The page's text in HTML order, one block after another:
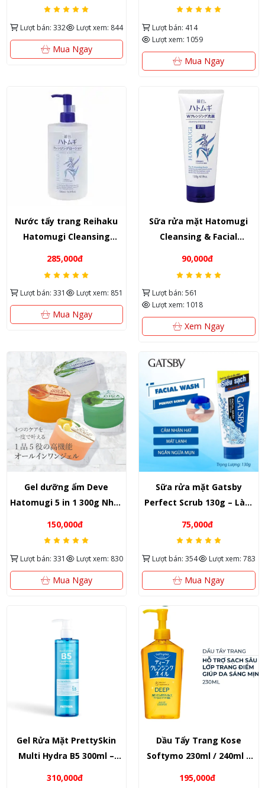
Lượt bán: 332 Lượt xem: 844
Mua Ngay
mụn
Lượt bán: 414
Lượt xem: 1059
Mua Ngay
Nước tẩy trang Reihaku
Hatomugi Cleansing
285,000đ
Lượt bán: 331 Lượt xem: 851
Mua Ngay
Sữa rửa mặt Hatomugi
Cleansing & Facial
90,000đ
Lượt bán: 561
Lượt xem: 1018
Xem Ngay
Gel dưỡng ẩm Deve
Hatomugi 5 in 1 300g Nhật
150,000đ
Lượt bán: 331 Lượt xem: 830
Mua Ngay
Sữa rửa mặt Gatsby
Perfect Scrub 130g – Làm
75,000đ
Lượt bán: 354 Lượt xem: 783
Mua Ngay
Gel Rửa Mặt PrettySkin
Multi Hydra B5 300ml –
310,000đ
Dầu Tẩy Trang Kose
Softymo 230ml / 240ml –
195,000đ